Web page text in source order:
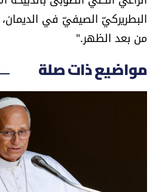
العالم
الصحافة الإسرائيلية
ثقافة وفنون
البطريركيّ الصيفيّ في
من بعد الظهر."
مواضيع ذات صلة